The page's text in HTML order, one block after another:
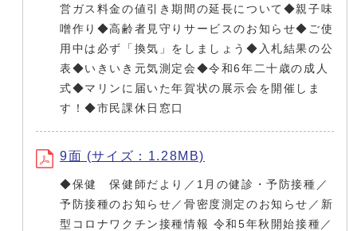
営ガス料金の値引き期間の延長について◆親子味
噌作り◆高齢者見守りサービスのお知らせ◆ご使
用中は必ず「換気」をしましょう◆入札結果の公
表◆いきいき元気測定会◆令和6年二十歳の成人
式◆マリンに届いた年賀状の展示会を開催しま
す！◆市民課休日窓口
9面 (サイズ：1.28MB)
◆保健 保健師だより／1月の健診・予防接種／
予防接種のお知らせ／骨密度測定のお知らせ／新
型コロナワクチン接種情報 令和5年秋開始接種／